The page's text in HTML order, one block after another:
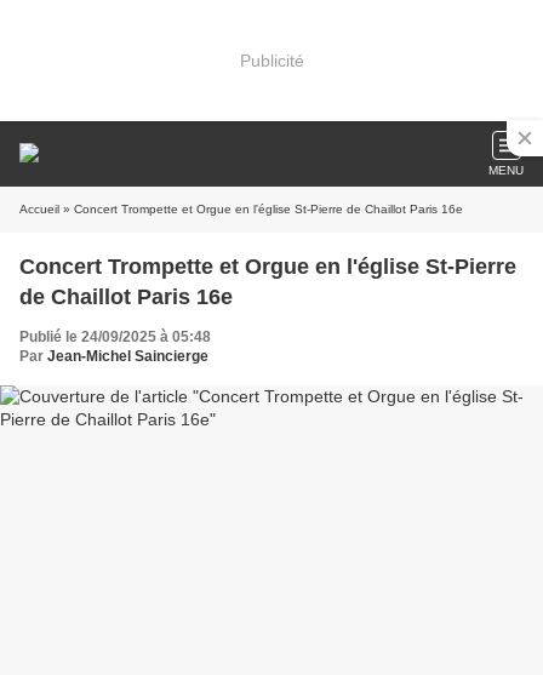
Publicité
MENU
Accueil » Concert Trompette et Orgue en l'église St-Pierre de Chaillot Paris 16e
Concert Trompette et Orgue en l'église St-Pierre
de Chaillot Paris 16e
Publié le 24/09/2025 à 05:48
Par Jean-Michel Saincierge